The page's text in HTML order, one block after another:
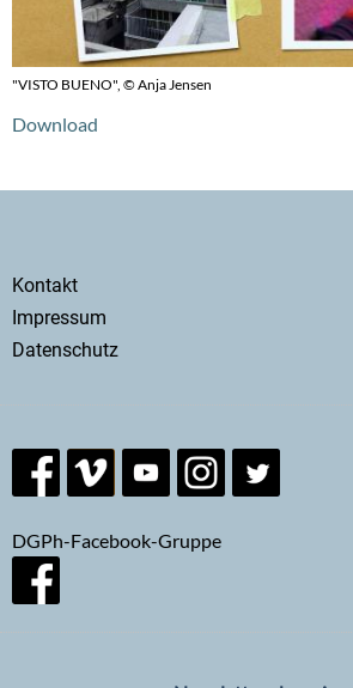
"VISTO BUENO", © Anja Jensen
Download
Secondary
menu
Kontakt
Impressum
Datenschutz
DGPh-Facebook-Gruppe